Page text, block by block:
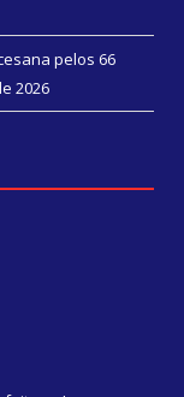
pelos 66
2026